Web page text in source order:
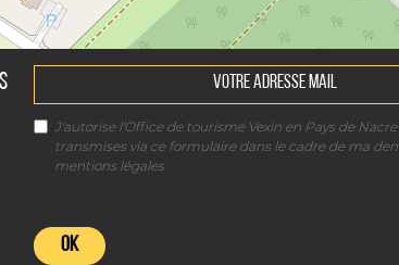
J'autorise l'Office de tourisme Vexin en Pays de
transmises via ce formulaire dans le cadre de ma
mentions légales
OK